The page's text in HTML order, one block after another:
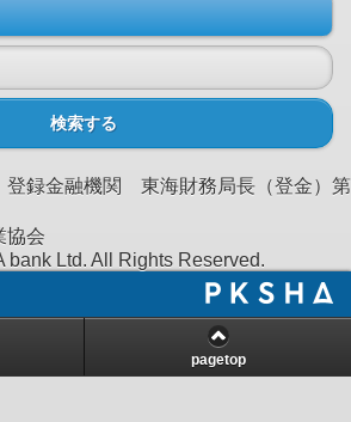
検索する
録金融機関 東海財務局長（登金）第
協会
Ltd. All Rights Reserved.
pagetop